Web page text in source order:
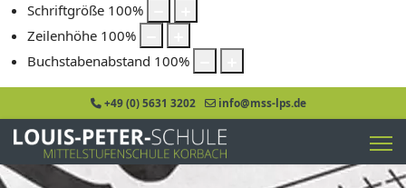
Schriftgröße 100%
Zeilenhöhe 100%
Buchstabenabstand 100%
+49 (0) 5631 3202 info@mss-lps.de